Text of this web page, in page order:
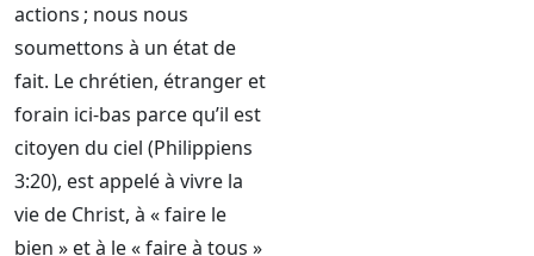
actions ; nous nous
soumettons à un état de
fait. Le chrétien, étranger et
forain ici-bas parce qu’il est
citoyen du ciel (Philippiens
3:20), est appelé à vivre la
vie de Christ, à « faire le
bien » et à le « faire à tous »